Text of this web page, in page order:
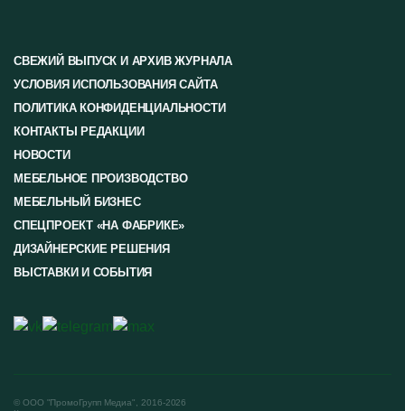
© ООО "ПромоГрупп Медиа", 2016-2026
СВЕЖИЙ ВЫПУСК И АРХИВ ЖУРНАЛА
УСЛОВИЯ ИСПОЛЬЗОВАНИЯ САЙТА
ПОЛИТИКА КОНФИДЕНЦИАЛЬНОСТИ
КОНТАКТЫ РЕДАКЦИИ
НОВОСТИ
МЕБЕЛЬНОЕ ПРОИЗВОДСТВО
МЕБЕЛЬНЫЙ БИЗНЕС
СПЕЦПРОЕКТ «НА ФАБРИКЕ»
ДИЗАЙНЕРСКИЕ РЕШЕНИЯ
ВЫСТАВКИ И СОБЫТИЯ